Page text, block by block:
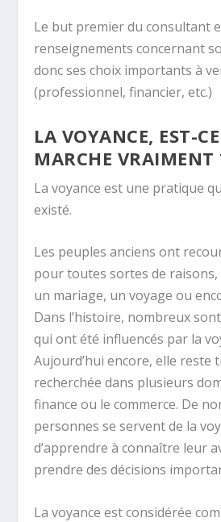
Le but premier du consultant
renseignements concernant
donc ses choix importants à
(professionnel, financier, etc.)
LA VOYANCE, EST-
MARCHE VRAIMENT
La voyance est une pratique
existé.
Les peuples anciens ont
pour toutes sortes de
un mariage, un voyage ou
Dans l’histoire, nombreux
qui ont été influencés par la
Aujourd’hui encore, elle reste
recherchée dans plusieurs
finance ou le commerce. De
personnes se servent de la
d’apprendre à connaître leur
prendre des décisions
La voyance est considérée